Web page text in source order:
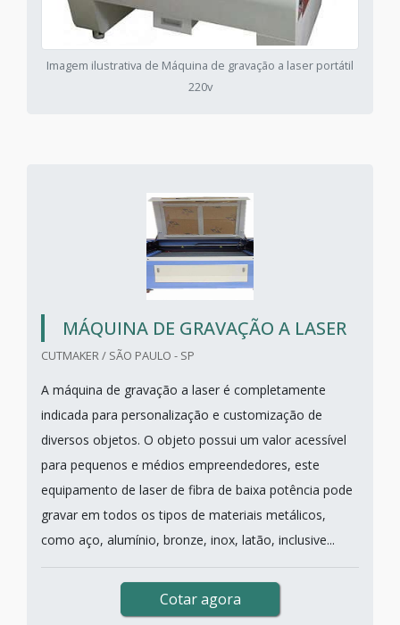
Imagem ilustrativa de Máquina de gravação a laser portátil
220v
MÁQUINA DE GRAVAÇÃO A LASER
CUTMAKER / SÃO PAULO - SP
A máquina de gravação a laser é completamente
indicada para personalização e customização de
diversos objetos. O objeto possui um valor acessível
para pequenos e médios empreendedores, este
equipamento de laser de fibra de baixa potência pode
gravar em todos os tipos de materiais metálicos,
como aço, alumínio, bronze, inox, latão, inclusive...
Cotar agora